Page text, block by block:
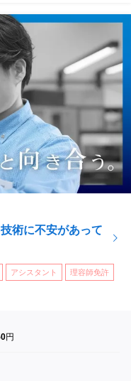
術に不安があって
アシスタント 理容師免許
円